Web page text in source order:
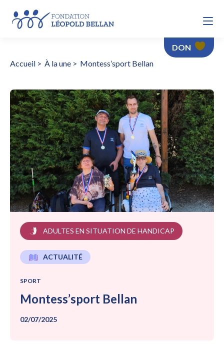
DON
Accueil > À la une > Montess’sport Bellan
Montess’sport Bellan
ADULTES EN SITUATION DE HANDICAP
ACTUALITÉ
SPORT
Montess’sport Bellan
02/07/2025